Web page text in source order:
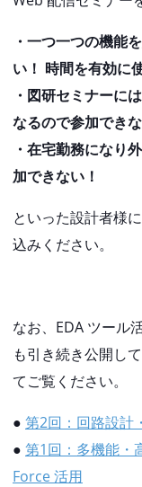
・一つ一つの機能
い！ 時間を有効に
・図研セミナーに
なるので参加できな
・在宅勤務になり
加できない！
といった設計者様
込みください。
なお、EDA ツール
も引き続き公開し
てご覧ください。
● 第2回：回路設計
● 第1回：多機能・
Force 活用